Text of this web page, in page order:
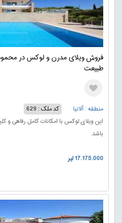
فروش ویلای مدرن و لوکس در
طبیعت
منطقه : آلانیا
کد ملک : 629
این ویلای لوکس با امکانات کامل رفاهی و
باشد.
17.175.000 لیر